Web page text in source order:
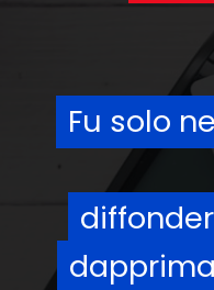
Fu solo
Fu solo